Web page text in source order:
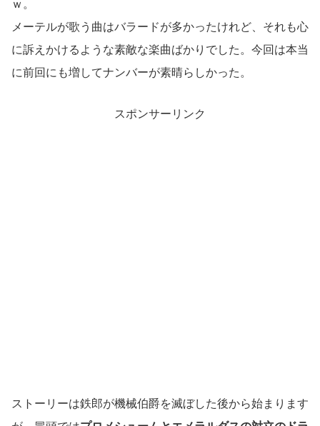
ｗ。
メーテルが歌う曲はバラードが多かったけれど、それも心
に訴えかけるような素敵な楽曲ばかりでした。今回は本当
に前回にも増してナンバーが素晴らしかった。
スポンサーリンク
ストーリーは鉄郎が機械伯爵を滅ぼした後から始まります